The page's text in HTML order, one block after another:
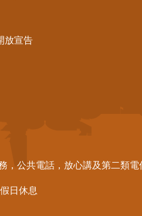
放宣告
，公共電話，放心講及第二類
日休息